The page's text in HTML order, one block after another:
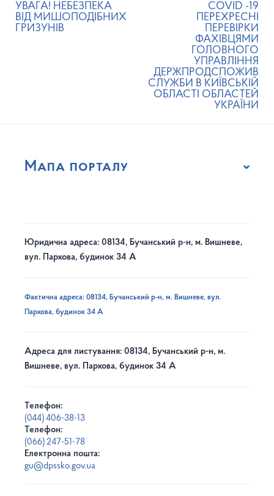
УВАГА! НЕБЕЗПЕКА
ВІД МИШОПОДІБНИХ
ГРИЗУНІВ
COVID -19
ПЕРЕХРЕСНІ
ПЕРЕВІРКИ
ФАХІВЦЯМИ
ГОЛОВНОГО
УПРАВЛІННЯ
ДЕРЖПРОДСПОЖИВ
СЛУЖБИ В КИЇВСЬКІЙ
ОБЛАСТІ ОБЛАСТЕЙ
УКРАЇНИ
Мапа порталу
Юридична адреса: 08134, Бучанський р-н, м. Вишневе,
вул. Паркова, будинок 34 А
Фактична адреса: 08134, Бучанський р-н, м. Вишневе, вул.
Паркова, будинок 34 А
Адреса для листування: 08134, Бучанський р-н, м.
Вишневе, вул. Паркова, будинок 34 А
Телефон:
(044) 406-38-13
Телефон:
(066) 247-51-78
Електронна пошта:
gu@dpssko.gov.ua